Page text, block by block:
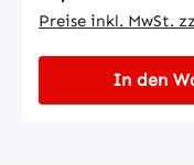
Preise inkl. MwSt.
In den